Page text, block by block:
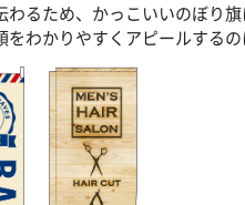
るため、かっこいいのぼり
わかりやすくアピールするの